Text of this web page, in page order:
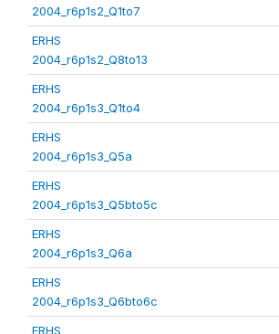
2004_r6p1s2_Q1to7
ERHS
2004_r6p1s2_Q8to13
ERHS
2004_r6p1s3_Q1to4
ERHS
2004_r6p1s3_Q5a
ERHS
2004_r6p1s3_Q5bto5c
ERHS
2004_r6p1s3_Q6a
ERHS
2004_r6p1s3_Q6bto6c
ERHS